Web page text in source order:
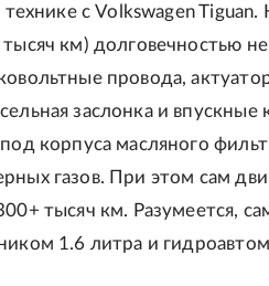
технике с Volkswagen
км) долговечностью не
провода,
заслонка и впускные
корпуса масляного
газов. При этом сам
тысяч км. Разумеется,
1.6 литра и